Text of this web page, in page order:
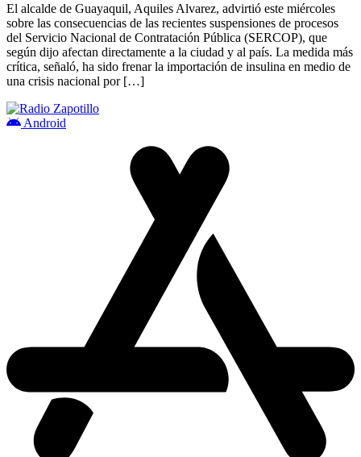
El alcalde de Guayaquil, Aquiles Alvarez, advirtió este miércoles
sobre las consecuencias de las recientes suspensiones de procesos
del Servicio Nacional de Contratación Pública (SERCOP), que
según dijo afectan directamente a la ciudad y al país. La medida más
crítica, señaló, ha sido frenar la importación de insulina en medio de
una crisis nacional por […]
Android